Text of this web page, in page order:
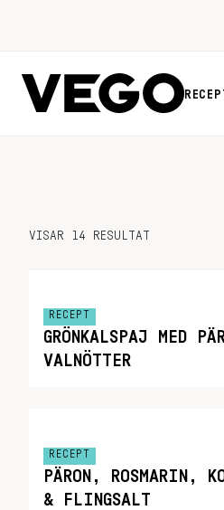
VISAR 14 RESULTAT
RECEPT
GRÖNKALSPAJ MED
VALNÖTTER
RECEPT
PÄRON, ROSMARIN,
& FLINGSALT